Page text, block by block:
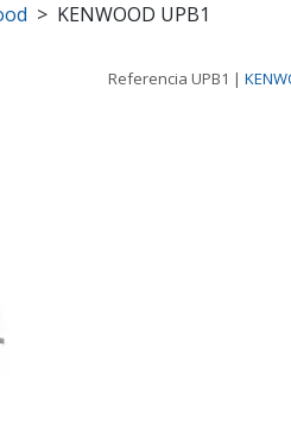
KENWOOD UPB1
Referencia UPB1 |